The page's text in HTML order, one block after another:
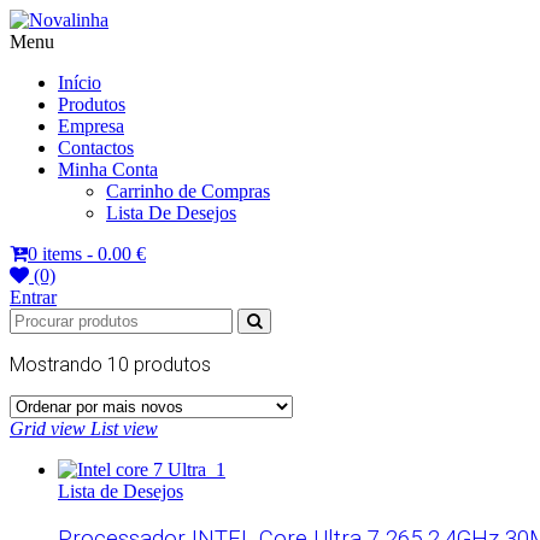
Novalinha
Informatica
Menu
Início
Produtos
Empresa
Contactos
Minha Conta
Carrinho de Compras
Lista De Desejos
0 items - 0.00 €
(0)
Entrar
Mostrando 10 produtos
Grid view List view
Lista de Desejos